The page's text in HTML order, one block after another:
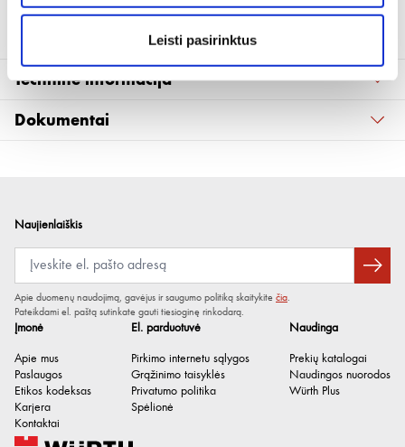
Leisti pasirinktus
Produkto Nr. 0986 00
Techninė informacija
Dokumentai
Įmonė
Apie mus
Paslaugos
Etikos kodeksas
Karjera
Kontaktai
El. parduotuvė
Pirkimo internetu sąlygos
Grąžinimo taisyklės
Privatumo politika
Spėlionė
Naudinga
Prekių katalogai
Naudingos nuorodos
Würth Plus
Naujienlaiškis
Apie duomenų naudojimą, gavėjus ir saugumo politiką skaitykite čia.
Pateikdami el. paštą sutinkate gauti tiesioginę rinkodarą.